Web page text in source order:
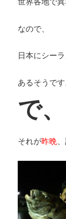
世界各地で異
なので、
日本にシー
あるそうです
で、
それが昨晩、